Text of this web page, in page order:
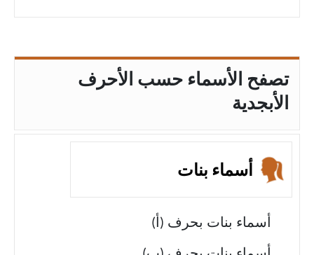
تصفح الأسماء حسب الأحرف
الأبجدية
أسماء بنات
أسماء بنات بحرف (أ)